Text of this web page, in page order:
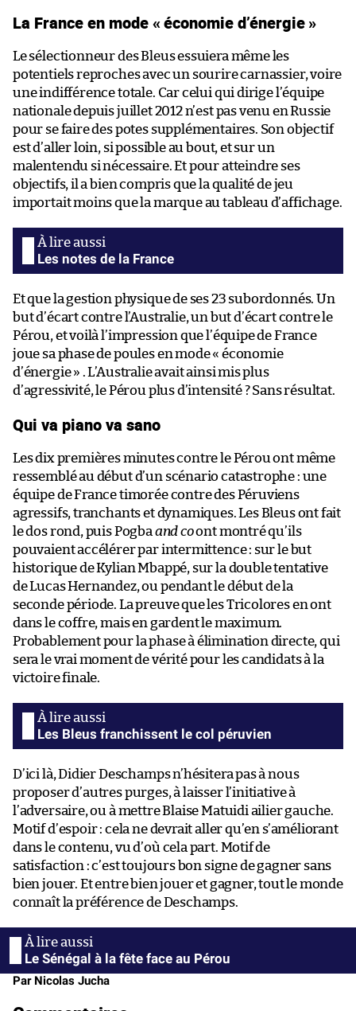
La France en mode « économie d’énergie »
Le sélectionneur des Bleus essuiera même les
potentiels reproches avec un sourire carnassier, voire
une indifférence totale. Car celui qui dirige l’équipe
nationale depuis juillet 2012 n’est pas venu en Russie
pour se faire des potes supplémentaires. Son objectif
est d’aller loin, si possible au bout, et sur un
malentendu si nécessaire. Et pour atteindre ses
objectifs, il a bien compris que la qualité de jeu
importait moins que la marque au tableau d’affichage.
Les notes de la France
Et que la gestion physique de ses 23 subordonnés. Un
but d’écart contre l’Australie, un but d’écart contre le
Pérou, et voilà l’impression que l’équipe de France
joue sa phase de poules en mode « économie
d’énergie » . L’Australie avait ainsi mis plus
d’agressivité, le Pérou plus d’intensité ? Sans résultat.
Qui va piano va sano
Les dix premières minutes contre le Pérou ont même
ressemblé au début d’un scénario catastrophe : une
équipe de France timorée contre des Péruviens
agressifs, tranchants et dynamiques. Les Bleus ont fait
le dos rond, puis Pogbaand coont montré qu’ils
pouvaient accélérer par intermittence : sur le but
historique de Kylian Mbappé, sur la double tentative
de Lucas Hernandez, ou pendant le début de la
seconde période. La preuve que les Tricolores en ont
dans le coffre, mais en gardent le maximum.
Probablement pour la phase à élimination directe, qui
sera le vrai moment de vérité pour les candidats à la
victoire finale.
Les Bleus franchissent le col péruvien
D’ici là, Didier Deschamps n’hésitera pas à nous
proposer d’autres purges, à laisser l’initiative à
l’adversaire, ou à mettre Blaise Matuidi ailier gauche.
Motif d’espoir : cela ne devrait aller qu’en s’améliorant
dans le contenu, vu d’où cela part. Motif de
satisfaction : c’est toujours bon signe de gagner sans
bien jouer. Et entre bien jouer et gagner, tout le monde
connaît la préférence de Deschamps.
Le Sénégal à la fête face au Pérou
Par Nicolas Jucha